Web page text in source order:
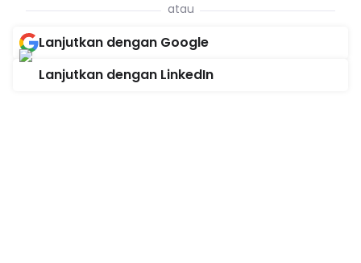
atau
Lanjutkan dengan Google
Lanjutkan dengan LinkedIn